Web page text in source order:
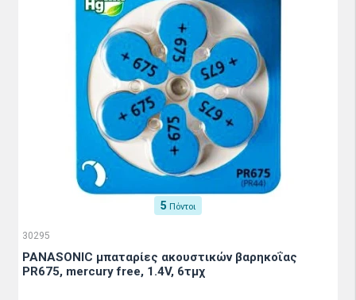
5 Πόντοι
30295
PANASONIC μπαταρίες ακουστικών βαρηκοΐας
PR675, mercury free, 1.4V, 6τμχ